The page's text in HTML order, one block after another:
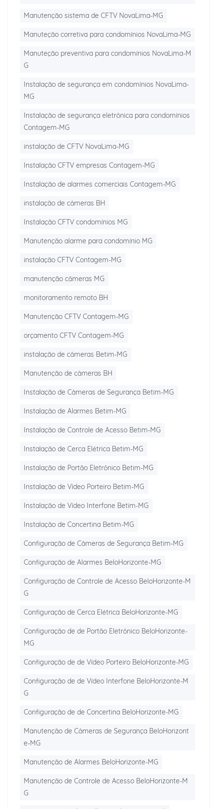
Manutenção sistema de CFTV NovaLima-MG
Manuteção corretiva para condomínios NovaLima-MG
Manuteção preventiva para condomínios NovaLima-M
G
Instalação de segurança em condomínios NovaLima-
MG
Instalação de segurança eletrônica para condomínios
Contagem-MG
instalação de CFTV NovaLima-MG
Instalação CFTV empresas Contagem-MG
Instalação de alarmes comerciais Contagem-MG
instalação de câmeras BH
Instalação CFTV condomínios MG
Manutenção alarme para condomínio MG
instalação CFTV Contagem-MG
manutenção câmeras MG
monitoramento remoto BH
Manutenção CFTV Contagem-MG
orçamento CFTV Contagem-MG
instalação de câmeras Betim-MG
Manutenção de câmeras BH
Instalação de Câmeras de Segurança Betim-MG
Instalação de Alarmes Betim-MG
Instalação de Controle de Acesso Betim-MG
Instalação de Cerca Elétrica Betim-MG
Instalação de Portão Eletrônico Betim-MG
Instalação de Vídeo Porteiro Betim-MG
Instalação de Vídeo Interfone Betim-MG
Instalação de Concertina Betim-MG
Configuração de Câmeras de Segurança Betim-MG
Configuração de Alarmes BeloHorizonte-MG
Configuração de Controle de Acesso BeloHorizonte-M
G
Configuração de Cerca Elétrica BeloHorizonte-MG
Configuração de de Portão Eletrônico BeloHorizonte-
MG
Configuração de de Vídeo Porteiro BeloHorizonte-MG
Configuração de de Vídeo Interfone BeloHorizonte-M
G
Configuração de de Concertina BeloHorizonte-MG
Manutenção de Câmeras de Segurança BeloHorizont
e-MG
Manutenção de Alarmes BeloHorizonte-MG
Manutenção de Controle de Acesso BeloHorizonte-M
G